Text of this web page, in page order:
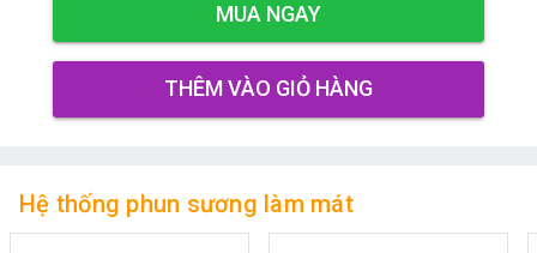
MUA NGAY
THÊM VÀO GIỎ HÀNG
Hệ thống phun sương làm mát